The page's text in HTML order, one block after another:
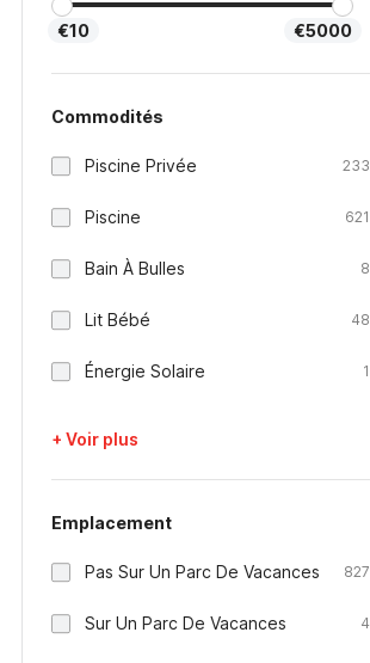
€10 €5000
Commodités
Piscine Privée 233
Piscine 621
Bain À Bulles 8
Lit Bébé 48
Énergie Solaire 1
+ Voir plus
Emplacement
Pas Sur Un Parc De Vacances 827
Sur Un Parc De Vacances 4